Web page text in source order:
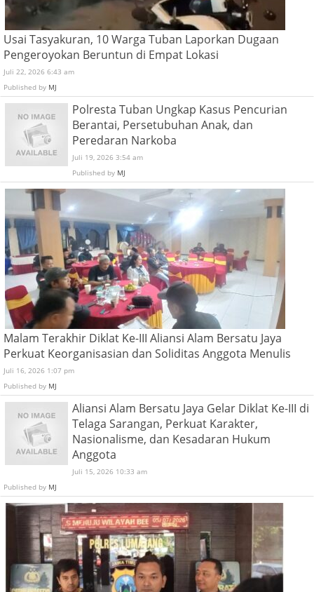
Usai Tasyakuran, 10 Warga Tuban Laporkan Dugaan
Pengeroyokan Beruntun di Empat Lokasi
Juli 22, 2026 6:43 am
Published by MJ
Polresta Tuban Ungkap Kasus Pencurian
Berantai, Persetubuhan Anak, dan
Peredaran Narkoba
Juli 19, 2026 3:54 am
Published by MJ
Malam Terakhir Diklat Ke-III Aliansi Alam Bersatu Jaya
Perkuat Keorganisasian dan Soliditas Anggota Menulis
Juli 16, 2026 1:07 pm
Published by MJ
Aliansi Alam Bersatu Jaya Gelar Diklat Ke-III di
Telaga Sarangan, Perkuat Karakter,
Nasionalisme, dan Kesadaran Hukum
Anggota
Juli 15, 2026 10:33 am
Published by MJ